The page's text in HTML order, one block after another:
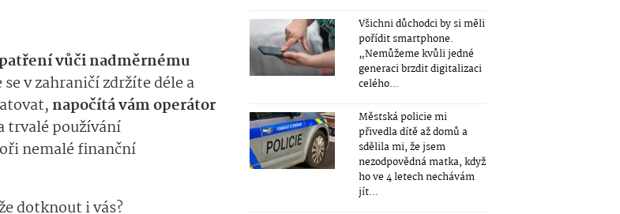
vůči nadměrnému
se v zahraničí zdržíte déle a
napočítá vám operátor
trvalé používání
nemalé finanční
dotknout i vás?
Všichni důchodci by si měli
pořídit smartphone.
„Nemůžeme kvůli jedné
generaci brzdit digitalizaci
celého...
Městská policie mi
přivedla dítě až domů a
sdělila mi, že jsem
nezodpovědná matka, když
ho ve 4 letech nechávám
jít...